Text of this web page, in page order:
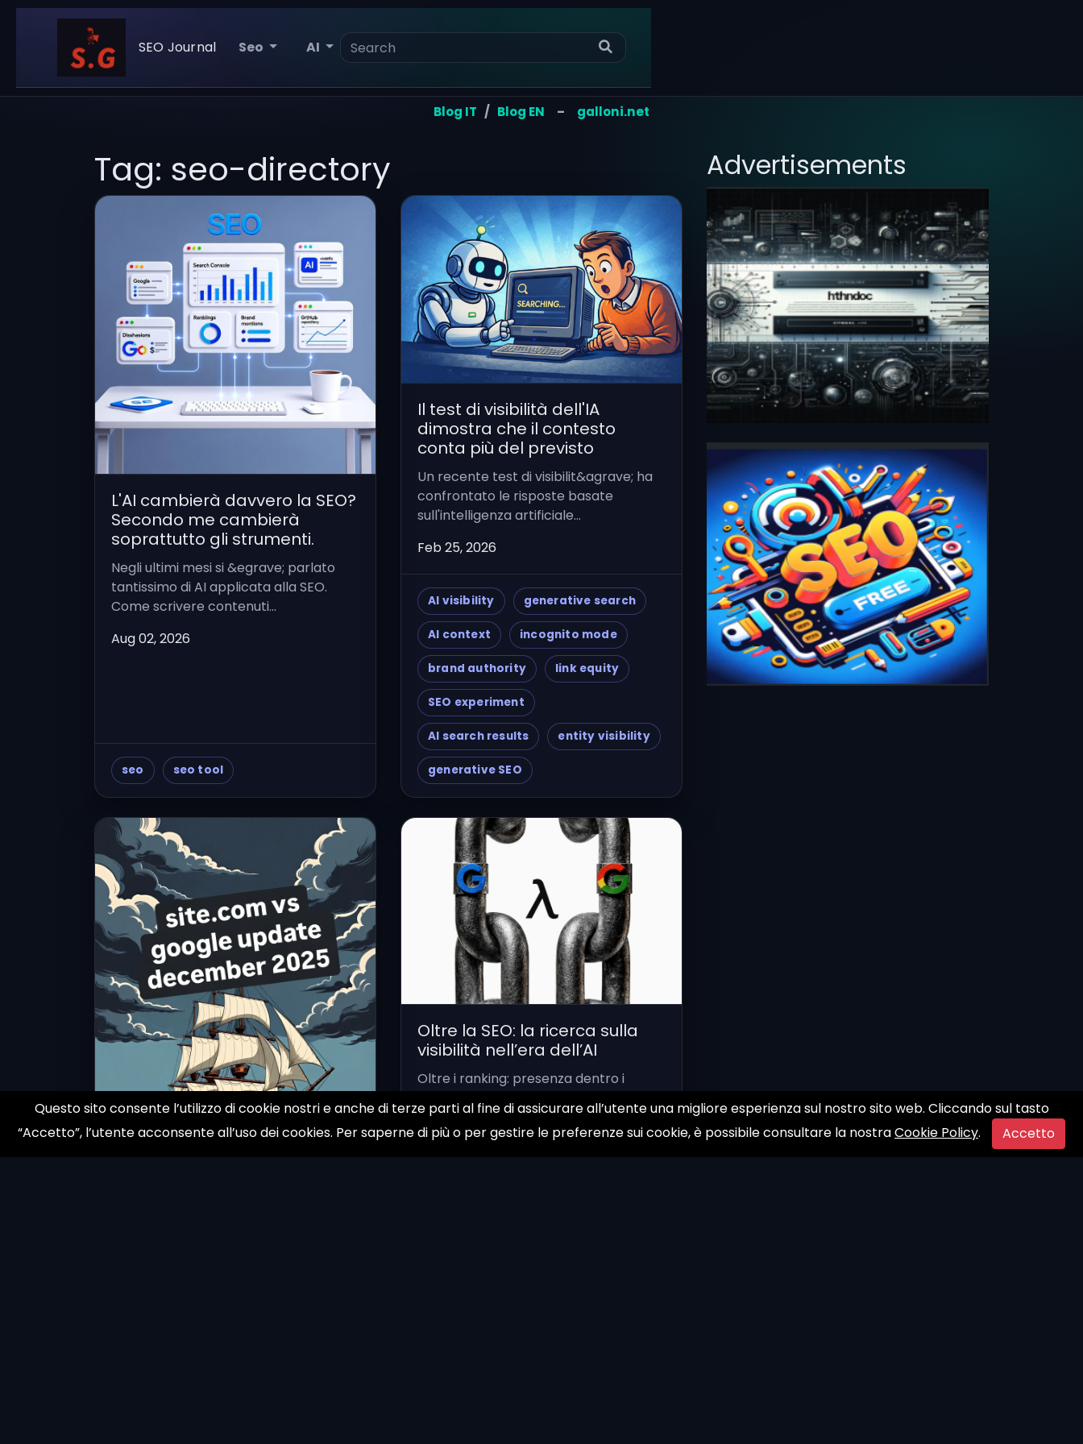
Questo sito consente l’utilizzo di cookie nostri e anche di terze parti al fine di assicurare all’utente una migliore esperienza sul nostro sito web. Cliccando sul tasto
“Accetto”, l’utente acconsente all’uso dei cookies. Per saperne di più o per gestire le preferenze sui cookie, è possibile consultare la nostraCookie Policy. Accetto
SEO Journal Seo AI
Blog IT / Blog EN – galloni.net
Tag: seo-directory
L'AI cambierà davvero la SEO?
Secondo me cambierà
soprattutto gli strumenti.
Negli ultimi mesi si &egrave; parlato
tantissimo di AI applicata alla SEO.
Come scrivere contenuti...
Aug 02, 2026
seo seo tool
Il test di visibilità dell'IA
dimostra che il contesto
conta più del previsto
Un recente test di visibilit&agrave; ha
confrontato le risposte basate
sull'intelligenza artificiale...
Feb 25, 2026
AI visibility generative search
AI context incognito mode
brand authority link equity
SEO experiment
AI search results entity visibility
generative SEO
Oltre la SEO: la ricerca sulla
visibilità nell’era dell’AI
Oltre i ranking: presenza dentro i
raccontata come un&rsquo;...
Advertisements